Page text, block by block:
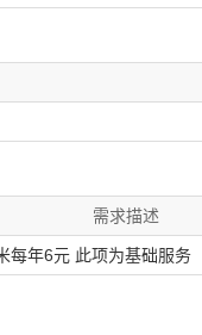
需求描述
每年6元 此项为基础服务